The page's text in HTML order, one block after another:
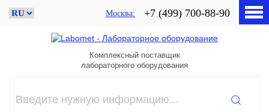
Москва +7 (499) 700-88-90
Комплексный поставщик
лабораторного оборудования